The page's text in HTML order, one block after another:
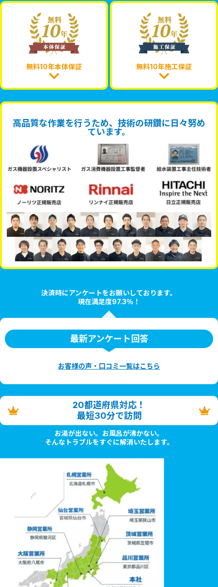
無料10年本体保証 無料10年施工保証
高品質な作業を行うため、技術の研鑽に日々努め
ています。
決済時にアンケートをお願いしております。
現在満足度97.3％！
最新アンケート回答
お客様の声・口コミ一覧はこちら
20都道府県対応！
最短30分で訪問
お湯が出ない。お風呂が沸かない。
そんなトラブルをすぐに解消いたします。